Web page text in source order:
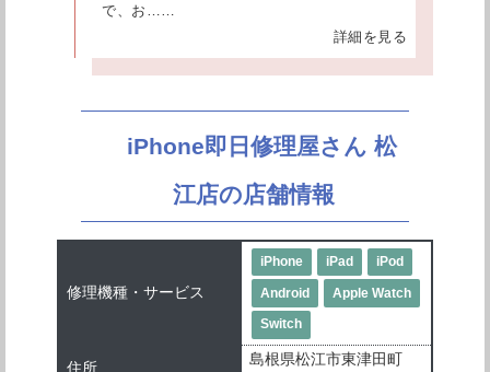
で、お……
詳細を見る
iPhone即日修理屋さん 松
江店の店舗情報
修理機種・サービス
iPhone iPad iPod
Android Apple Watch
Switch
住所
島根県松江市東津田町